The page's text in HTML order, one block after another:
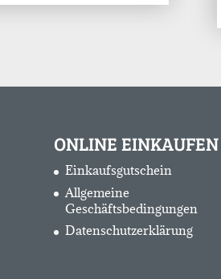
ONLINE EINKAUFEN
Einkaufsgutschein
Allgemeine
Geschäftsbedingungen
Datenschutzerklärung